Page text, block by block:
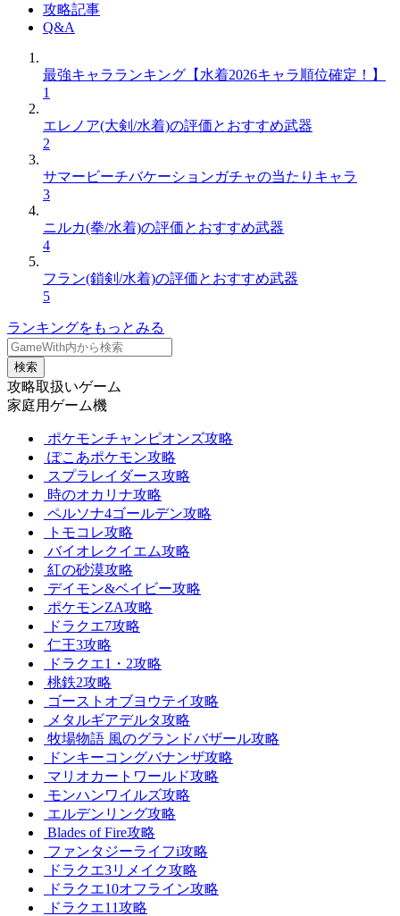
攻略記事
Q&A
最強キャラランキング【水着2026キャラ順位確定！】
1
エレノア(大剣/水着)の評価とおすすめ武器
2
サマービーチバケーションガチャの当たりキャラ
3
ニルカ(拳/水着)の評価とおすすめ武器
4
フラン(鎖剣/水着)の評価とおすすめ武器
5
ランキングをもっとみる
検索
攻略取扱いゲーム
家庭用ゲーム機
ポケモンチャンピオンズ攻略
ぽこあポケモン攻略
スプラレイダース攻略
時のオカリナ攻略
ペルソナ4ゴールデン攻略
トモコレ攻略
バイオレクイエム攻略
紅の砂漠攻略
デイモン&ベイビー攻略
ポケモンZA攻略
ドラクエ7攻略
仁王3攻略
ドラクエ1・2攻略
桃鉄2攻略
ゴーストオブヨウテイ攻略
メタルギアデルタ攻略
牧場物語 風のグランドバザール攻略
ドンキーコングバナンザ攻略
マリオカートワールド攻略
モンハンワイルズ攻略
エルデンリング攻略
Blades of Fire攻略
ファンタジーライフi攻略
ドラクエ3リメイク攻略
ドラクエ10オフライン攻略
ドラクエ11攻略